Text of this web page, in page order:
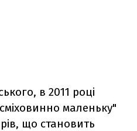
в 2011 році
маленьку"
що становить